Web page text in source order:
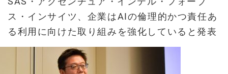
ス・インサイツ、企業はAIの倫理的かつ責任あ
る利用に向けた取り組みを強化していると発表